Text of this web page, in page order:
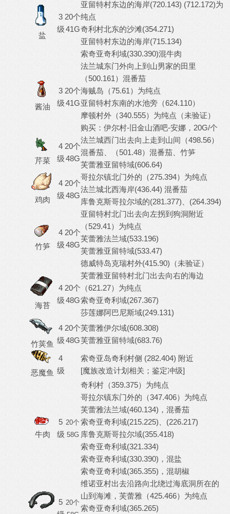
盐
3
级
20个
41G
亚留特村东边的海岸(720.143) (712.172)为
纯点
奇利村北东的沙滩(354.271)
亚留特村东边的海岸(715.134)
索奇亚奇利域(330.390)混牛肉
酱油
3
级
20个
41G
法兰城东门外向上到山男家的田里
（500.161）混番茄
海贼岛（75.61）为纯点
亚留特村东南的水池旁（624.110）
摩顿村外（340.555）为纯点（未验证）
购买：伊尔村-旧金山酒吧-安娜，20G/个
芹菜
4
级
20个
48G
法兰城西门出去向上走到山间（498.56）
混番茄、（501.48）混番茄、竹笋
芙蕾雅亚留特域(606.64)
鸡肉
4
级
20个
48G
哥拉尔镇北门外的（275.394）为纯点
法兰城北西海岸(436.44) 混番茄
库鲁克斯哥拉尔域的(281.377)、(264.394)
竹笋
4
级
20个
48G
亚留特村北门出去向左拐到狗洞附近
（529.41）为纯点
芙蕾雅法兰域(533.196)
芙蕾雅亚留特域(533.47)
德威特岛克瑞村外(415.90)（未验证）
海苔
4
级
20个
48G
芙蕾雅亚留特村北门出去向右的海边
（621.27）为纯点
索奇亚奇利域(267.367)
莎莲娜阿巴尼斯域(249.131)
竹荚鱼
4
级
20个
48G
芙蕾雅伊尔域(608.308)
芙蕾雅亚留特域(683.76)
恶魔鱼
4
级
索奇亚岛奇利村侧 (282.404) 附近
[魔族改造计划相关；鉴定冲级]
牛肉
5
级
20个
58G
奇利村（359.375）为纯点
哥拉尔镇东门外的（347.406）为纯点
芙蕾雅法兰域(460.134)，混番茄
索奇亚奇利域(215.225)、(226.217)
库鲁克斯哥拉尔域(355.418)
索奇亚奇利域(321.334)
索奇亚奇利域(330.390)，混盐
索奇亚奇利域(365.355)，混胡椒
5 20个
维诺亚村出去沿路向北绕过海底洞所在的
山到海滩，芙蕾雅（425.466）为纯点
索奇亚奇利域(365.265)